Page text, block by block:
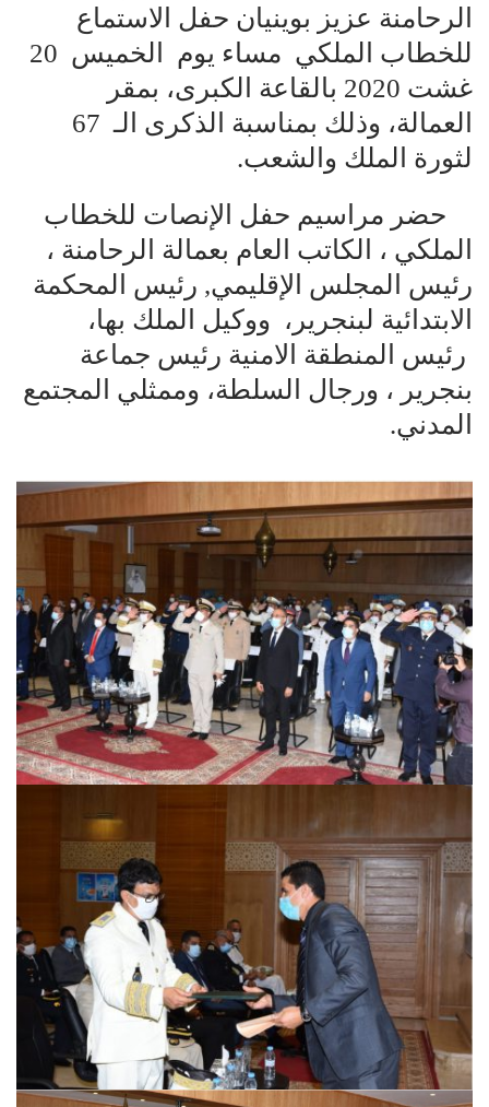
الرحامنة عزيز بوينيان حفل الاستماع
للخطاب الملكي مساء يوم الخميس 20
غشت 2020 بالقاعة الكبرى، بمقر
العمالة، وذلك بمناسبة الذكرى الـ 67
لثورة الملك والشعب.
حضر مراسيم حفل الإنصات للخطاب
الملكي ، الكاتب العام بعمالة الرحامنة ،
رئيس المجلس الإقليمي, رئيس المحكمة
الابتدائية لبنجرير، ووكيل الملك بها،
رئيس المنطقة الامنية رئيس جماعة
بنجرير ، ورجال السلطة، وممثلي المجتمع
المدني.